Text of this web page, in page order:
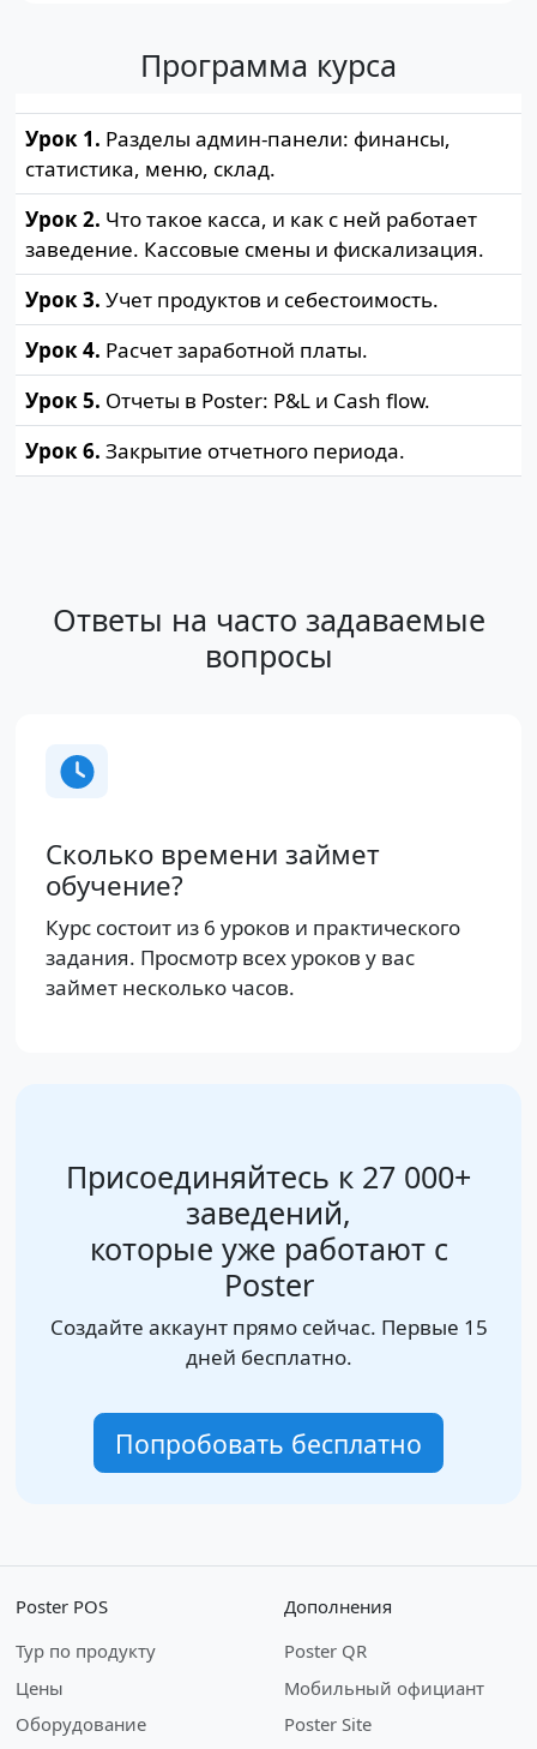
Программа курса
Урок 1. Разделы админ-панели: финансы,
статистика, меню, склад.
Урок 2. Что такое касса, и как с ней работает
заведение. Кассовые смены и фискализация.
Урок 3. Учет продуктов и себестоимость.
Урок 4. Расчет заработной платы.
Урок 5. Отчеты в Poster: P&L и Cash flow.
Урок 6. Закрытие отчетного периода.
Ответы на часто задаваемые
вопросы
Сколько времени займет
обучение?
Курс состоит из 6 уроков и практического
задания. Просмотр всех уроков у вас
займет несколько часов.
Присоединяйтесь к 27 000+
заведений,
которые уже работают с
Poster
Создайте аккаунт прямо сейчас. Первые 15
дней бесплатно.
Попробовать бесплатно
Poster POS
Тур по продукту
Цены
Оборудование
Дополнения
Poster QR
Мобильный официант
Poster Site